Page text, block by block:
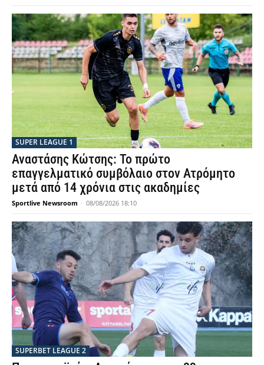
SUPER LEAGUE 1
Αναστάσης Κώτσης: Το πρώτο
επαγγελματικό συμβόλαιο στον Ατρόμητο
μετά από 14 χρόνια στις ακαδημίες
Sportlive Newsroom - 08/08/2026 18:10
SUPERBET LEAGUE 2